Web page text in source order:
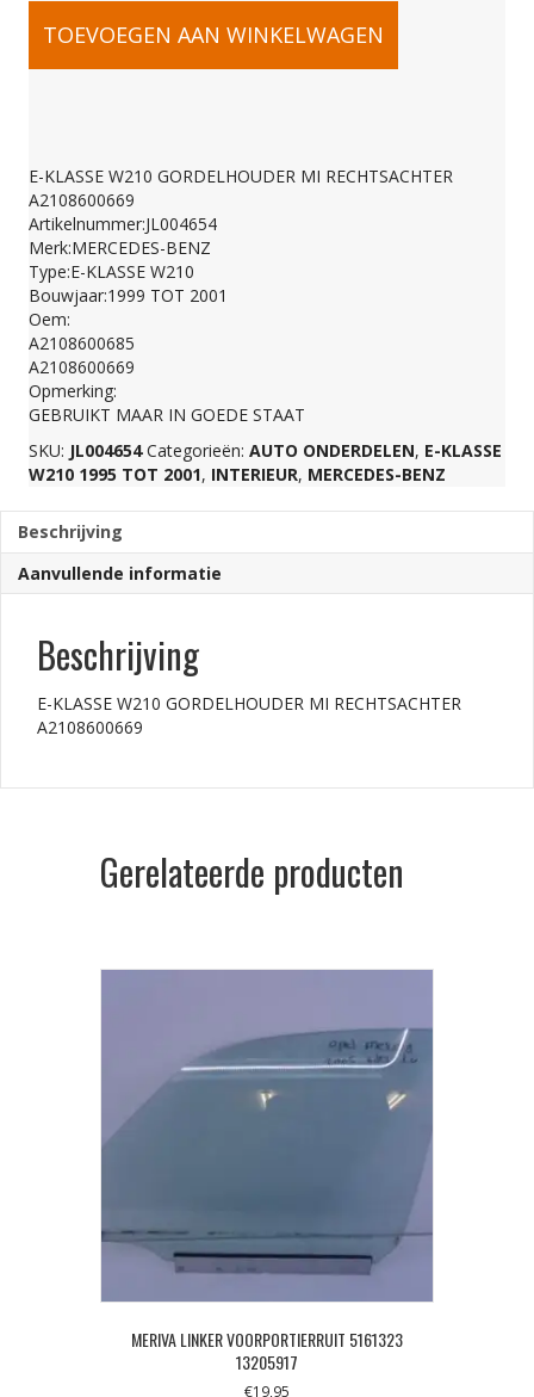
E-
W210
GORDELHOUDER
MI
RECHTSACHTER
A2108600669
aantal
TOEVOEGEN AAN WINKELWAGEN
E-KLASSE W210 GORDELHOUDER MI RECHTSACHTER
A2108600669
Artikelnummer:JL004654
Merk:MERCEDES-BENZ
Type:E-KLASSE W210
Bouwjaar:1999 TOT 2001
Oem:
A2108600685
A2108600669
Opmerking:
GEBRUIKT MAAR IN GOEDE STAAT
SKU: JL004654 Categorieën: AUTO ONDERDELEN, E-KLASSE
W210 1995 TOT 2001, INTERIEUR, MERCEDES-BENZ
Beschrijving
Aanvullende informatie
Beschrijving
E-KLASSE W210 GORDELHOUDER MI RECHTSACHTER
A2108600669
Gerelateerde producten
MERIVA LINKER VOORPORTIERRUIT 5161323
13205917
€19,95